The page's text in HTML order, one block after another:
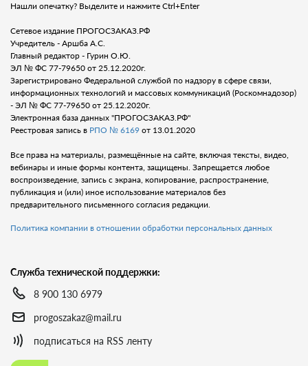
Нашли опечатку? Выделите и нажмите Ctrl+Enter
Сетевое издание ПРОГОСЗАКАЗ.РФ
Учредитель - Аршба А.С.
Главный редактор - Гурин О.Ю.
ЭЛ № ФС 77-79650 от 25.12.2020г.
Зарегистрировано Федеральной службой по надзору в сфере связи,
информационных технологий и массовых коммуникаций (Роскомнадозор)
- ЭЛ № ФС 77-79650 от 25.12.2020г.
Электронная база данных "ПРОГОСЗАКАЗ.РФ"
Реестровая запись в РПО № 6169 от 13.01.2020
Все права на материалы, размещённые на сайте, включая тексты, видео,
вебинары и иные формы контента, защищены. Запрещается любое
воспроизведение, запись с экрана, копирование, распространение,
публикация и (или) иное использование материалов без
предварительного письменного согласия редакции.
Политика компании в отношении обработки персональных данных
Служба технической поддержки:
8 900 130 6979
progoszakaz@mail.ru
подписаться на RSS ленту